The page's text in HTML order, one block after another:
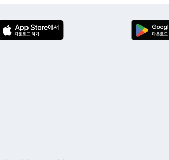
개인 사정으로 설치 날짜를 1~2일
앞당겨야 했습니다. 최대한 빨리 설치를
해야 되는 상황이 생겨 늦은 시간에